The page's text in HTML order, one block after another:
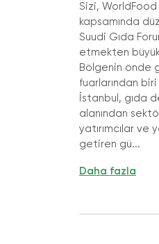
Suudi
Bekliyor!
Sizi,
kapsamında
Suudi Gıda
etmekten
Bölgenin önde
fuarlarından
İstanbul, gıda
alanından
yatırımcılar ve
getiren gü...
Daha fazla